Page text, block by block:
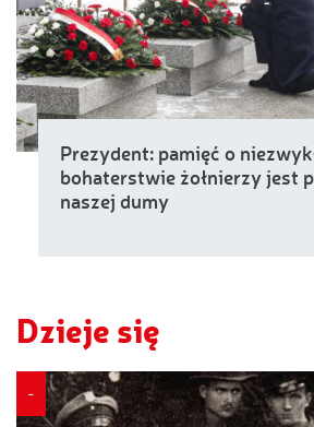
Prezydent: pamięć o
bohaterstwie żołnierzy jest
naszej dumy
Dzieje się
-